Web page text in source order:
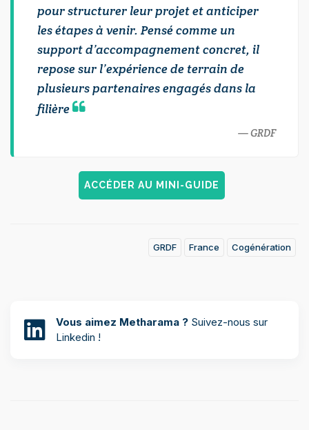
pour structurer leur projet et anticiper
les étapes à venir. Pensé comme un
support d’accompagnement concret, il
repose sur l’expérience de terrain de
plusieurs partenaires engagés dans la
filière
GRDF
ACCÉDER AU MINI-GUIDE
GRDF France Cogénération
Vous aimez Metharama ? Suivez-nous sur
Linkedin !